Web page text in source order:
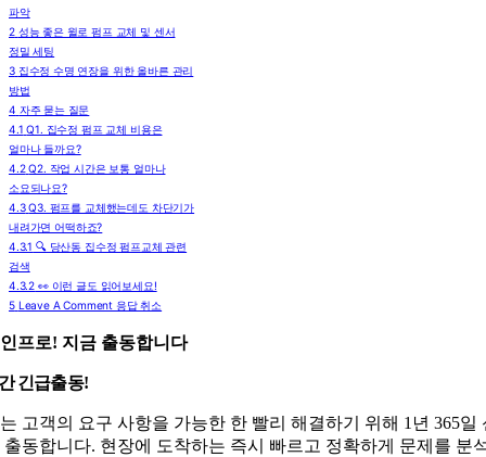
파악
2 성능 좋은 윌로 펌프 교체 및 센서
정밀 세팅
3 집수정 수명 연장을 위한 올바른 관리
방법
4 자주 묻는 질문
4.1 Q1. 집수정 펌프 교체 비용은
얼마나 들까요?
4.2 Q2. 작업 시간은 보통 얼마나
소요되나요?
4.3 Q3. 펌프를 교체했는데도 차단기가
내려가면 어떡하죠?
4.3.1 🔍 당산동 집수정 펌프교체 관련
검색
4.3.2 👀 이런 글도 읽어보세요!
5 Leave A Comment 응답 취소
프로! 지금 출동합니다
긴급출동!
고객의 요구 사항을 가능한 한 빨리 해결하기 위해 1년 365일
출동합니다. 현장에 도착하는 즉시 빠르고 정확하게 문제를 분